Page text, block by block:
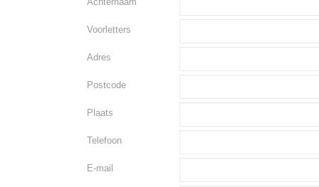
Voorletters
Adres
Postcode
Plaats
Telefoon
E-mail